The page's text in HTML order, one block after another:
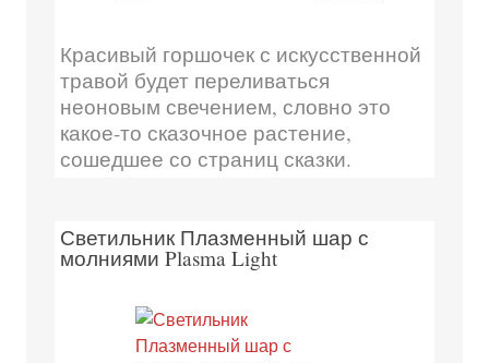
Красивый горшочек с искусственной
травой будет переливаться
неоновым свечением, словно это
какое-то сказочное растение,
сошедшее со страниц сказки.
Светильник Плазменный шар с
молниями Plasma Light